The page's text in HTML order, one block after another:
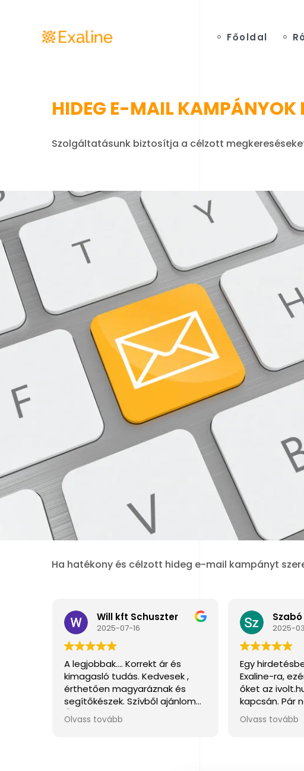
Főoldal
HIDEG E-MAIL KAMPÁNYOK
Szolgáltatásunk biztosítja a célzott
Ha hatékony és célzott hideg e-mail kampányt
Will kft Schuszter
2025-07-16
A legjobbak.... Korrekt ár és
kimagasló tudás. Kedvesek ,
érthetően magyaráznak és
segítőkészek. Szívből ajánlom
Őket.
Olvass tovább
2025-
Egy
Exaline-ra,
őket az
kapcsán. Pár
is, és Dániel
segítőkész
Olvass tovább